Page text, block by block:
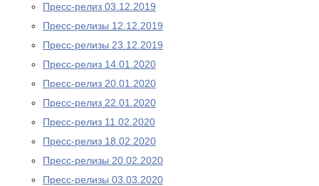
Пресс-релиз 03.12.2019
Пресс-релизы 12.12.2019
Пресс-релизы 23.12.2019
Пресс-релиз 14.01.2020
Пресс-релиз 20.01.2020
Пресс-релиз 22.01.2020
Пресс-релиз 11.02.2020
Пресс-релиз 18.02.2020
Пресс-релизы 20.02.2020
Пресс-релизы 03.03.2020